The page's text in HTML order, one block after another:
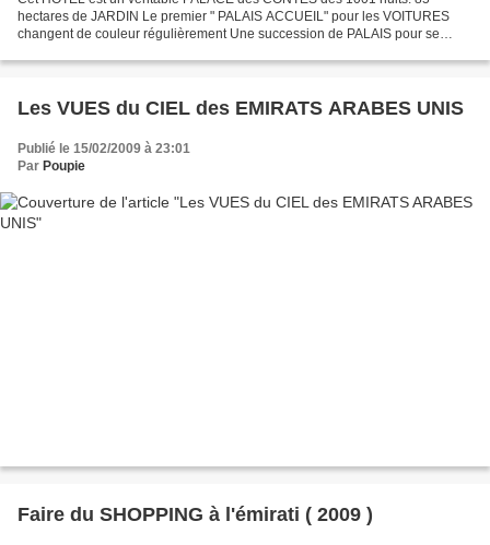
hectares de JARDIN Le premier " PALAIS ACCUEIL" pour les VOITURES
changent de couleur régulièrement Une succession de PALAIS pour se
Les VUES du CIEL des EMIRATS ARABES UNIS
Publié le 15/02/2009 à 23:01
Par Poupie
Faire du SHOPPING à l'émirati ( 2009 )